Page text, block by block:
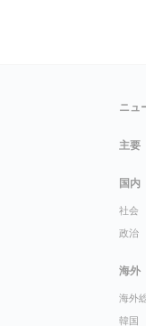
ニュ
主要
国内
社会
政治
海外
海外
韓国